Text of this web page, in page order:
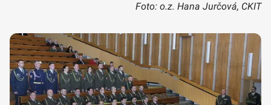
Foto: o.z. Hana Jurčová, CKIT